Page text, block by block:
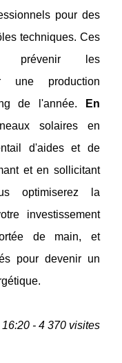
pour des
techniques. Ces
prévenir les
une production
de l'année.
En
solaires en
d'aides et de
et en sollicitant
optimiserez la
investissement
de main, et
pour devenir un
- 4 370 visites